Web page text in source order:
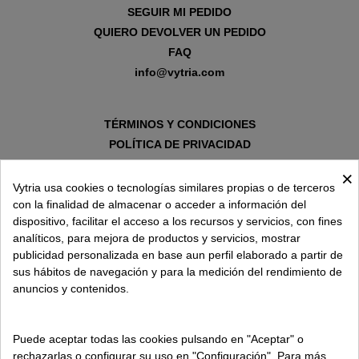
SEGUIR MI PEDIDO
QUIERO DEVOLVER UN PEDIDO
FAQ
info@vytria.com
TÉRMINOS Y CONDICIONES
POLÍTICA DE PRIVACIDAD
AVISO LEGAL
POLÍTICA DE COOKIES
SOBRE VYTRIA
×
Vytria usa cookies o tecnologías similares propias o de terceros
con la finalidad de almacenar o acceder a información del
dispositivo, facilitar el acceso a los recursos y servicios, con fines
analíticos, para mejora de productos y servicios, mostrar
publicidad personalizada en base aun perfil elaborado a partir de
sus hábitos de navegación y para la medición del rendimiento de
anuncios y contenidos.
Puede aceptar todas las cookies pulsando en "Aceptar" o
rechazarlas o configurar su uso en "Configuración". Para más